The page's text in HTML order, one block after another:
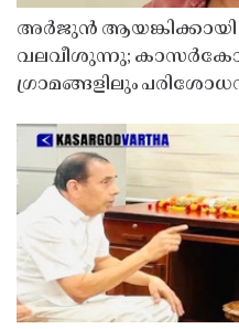
അർജുൻ
വലവീശുന്നു;
ഗ്രാമങ്ങളിലും